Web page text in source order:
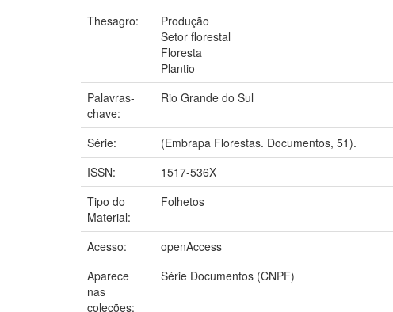
Thesagro:
Produção
Setor florestal
Floresta
Plantio
Palavras-
chave:
Rio Grande do Sul
Série:
(Embrapa Florestas. Documentos, 51).
ISSN:
1517-536X
Tipo do
Material:
Folhetos
Acesso:
openAccess
Aparece
nas
coleções:
Série Documentos (CNPF)